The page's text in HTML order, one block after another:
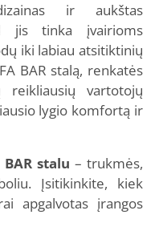
ir aukštas
jis tinka įvairioms
iki labiau atsitiktinių
BAR stalą, renkatės
vartotojų
lygio komfortą ir
BAR stalu – trukmės,
Įsitikinkite, kiek
apgalvotas įrangos